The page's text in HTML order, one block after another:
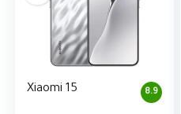
8.9
Xiaomi 15